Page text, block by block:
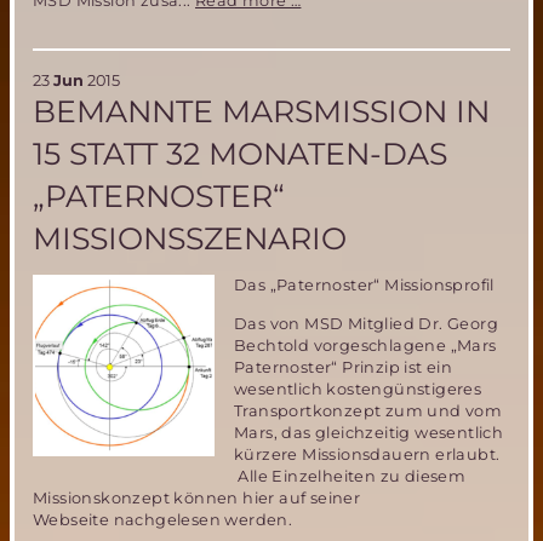
weiterhin
Mitflugmöglichkeit
23 Jun 2015
BEMANNTE MARSMISSION IN
15 STATT 32 MONATEN-DAS
„PATERNOSTER“
MISSIONSSZENARIO
Das „Paternoster“ Missionsprofil
Das von MSD Mitglied Dr. Georg
Bechtold vorgeschlagene „Mars
Paternoster“ Prinzip ist ein
wesentlich kostengünstigeres
Transportkonzept zum und vom
Mars, das gleichzeitig wesentlich
kürzere Missionsdauern erlaubt.
Alle Einzelheiten zu diesem
Missionskonzept können hier auf seiner
Webseite nachgelesen werden.